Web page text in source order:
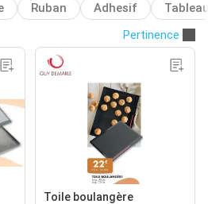
Ruban Adhesif
Pertinence
Toile boulangère